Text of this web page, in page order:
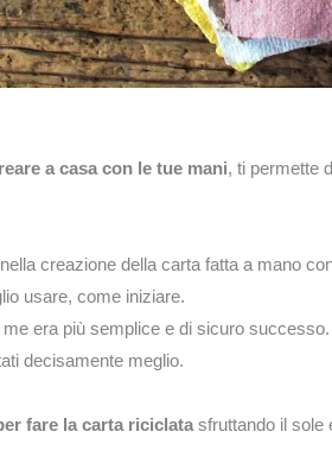
a casa con le tue mani, ti permette
creazione della carta fatta a mano
usare, come iniziare.
era più semplice e di sicuro
decisamente meglio.
fare la carta riciclata sfruttando il sole